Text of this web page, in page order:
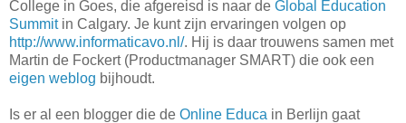
College in Goes, die afgereisd is naar de Global Education
Summitin Calgary. Je kunt zijn ervaringen volgen op
http://www.informaticavo.nl/. Hij is daar trouwens samen met
Martin de Fockert (Productmanager SMART) die ook een
eigen weblog bijhoudt.
Is er al een blogger die de Online Educa in Berlijn gaat